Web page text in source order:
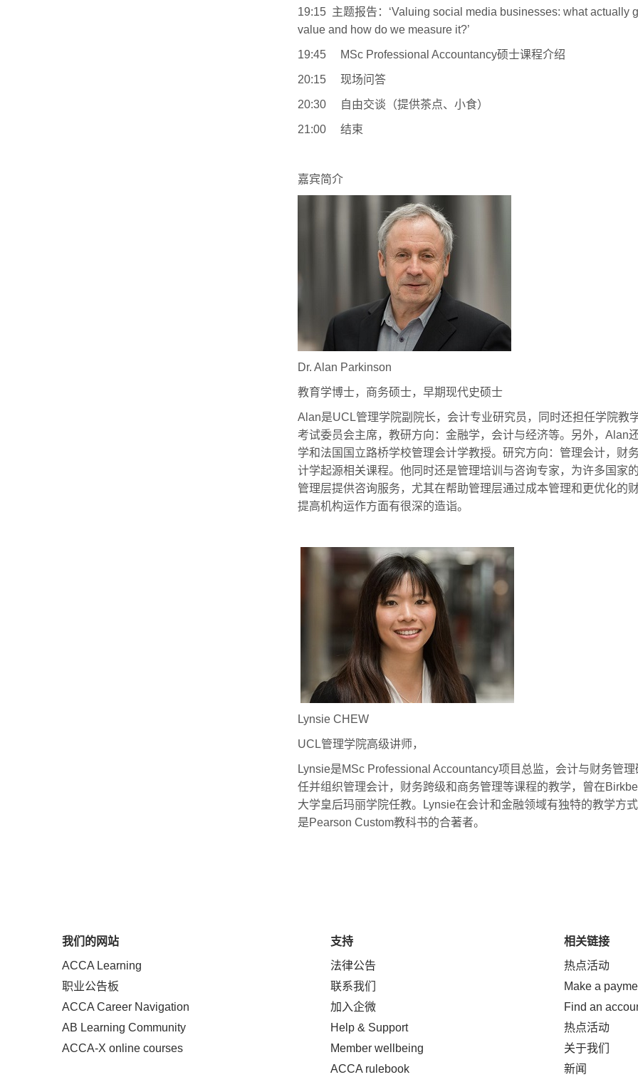
19:15 主题报告： ‘Valuing social media businesses: what actually
value and how do we measure it?’
19:45 MSc Professional Accountancy硕士课程介绍
20:15 现场问答
20:30 自由交谈（提供茶点、小食）
21:00 结束
嘉宾简介
Dr. Alan Parkinson
教育学博士，商务硕士，早期现代史硕士
Alan是UCL管理学院副院长，会计专业研究员，同时还担任学院教
考试委员会主席，教研方向：金融学，会计与经济等。另外， Alan
学和法国国立路桥学校管理会计学教授。研究方向：管理会计，财
计学起源相关课程。他同时还是管理培训与咨询专家，为许多国家
管理层提供咨询服务，尤其在帮助管理层通过成本管理和更优化的
提高机构运作方面有很深的造诣。
Lynsie CHEW
UCL管理学院高级讲师，
Lynsie是MSc Professional Accountancy项目总监，会计与财务管理
任并组织管理会计，财务跨级和商务管理等课程的教学，曾在
大学皇后玛丽学院任教。
Lynsie在会计和金融领域有独特的教学方
是Pearson Custom教科书的合著者。
我们的网站
ACCA Learning
职业公告板
ACCA Career Navigation
AB Learning Community
ACCA-X online courses
支持
法律公告
联系我们
加入企微
Help & Support
Member wellbeing
ACCA rulebook
相关链接
热点活动
Make a
Find an
热点活动
关于我们
新闻